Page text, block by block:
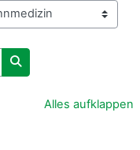
Kurse suchen
Alles aufklappen